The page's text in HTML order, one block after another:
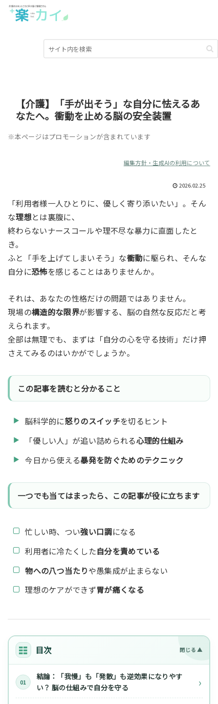
【介護】「手が出そう」な自分に怯えるあ
なたへ。衝動を止める脳の安全装置
※本ページはプロモーションが含まれています
編集方針・生成AIの利用について
2026.02.25
「利用者様一人ひとりに、優しく寄り添いたい」。そん
な理想とは裏腹に、
終わらないナースコールや理不尽な暴力に直面したと
き。
ふと「手を上げてしまいそう」な衝動に駆られ、そんな
自分に恐怖を感じることはありませんか。
それは、あなたの性格だけの問題ではありません。
現場の構造的な限界が影響する、脳の自然な反応だと考
えられます。
全部は無理でも、まずは「自分の心を守る技術」だけ押
さえてみるのはいかがでしょうか。
この記事を読むと分かること
脳科学的に怒りのスイッチを切るヒント
「優しい人」が追い詰められる心理的仕組み
今日から使える暴発を防ぐためのテクニック
一つでも当てはまったら、この記事が役に立ちます
忙しい時、つい強い口調になる
利用者に冷たくした自分を責めている
物への八つ当たりや愚集成が止まらない
理想のケアができず胃が痛くなる
目次
結論：「我慢」も「発散」も逆効果になりやす
い？ 脳の仕組みで自分を守る